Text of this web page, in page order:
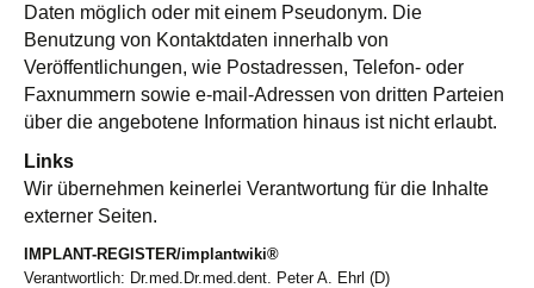
Daten möglich oder mit einem Pseudonym. Die
Benutzung von Kontaktdaten innerhalb von
Veröffentlichungen, wie Postadressen, Telefon- oder
Faxnummern sowie e-mail-Adressen von dritten Parteien
über die angebotene Information hinaus ist nicht erlaubt.
Links
Wir übernehmen keinerlei Verantwortung für die Inhalte
externer Seiten.
IMPLANT-REGISTER/implantwiki®
Verantwortlich: Dr.med.Dr.med.dent. Peter A. Ehrl (D)